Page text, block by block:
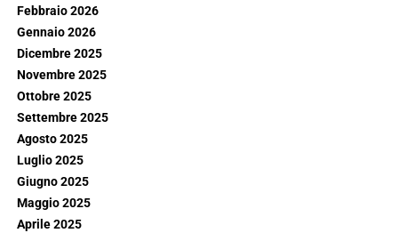
Febbraio 2026
Gennaio 2026
Dicembre 2025
Novembre 2025
Ottobre 2025
Settembre 2025
Agosto 2025
Luglio 2025
Giugno 2025
Maggio 2025
Aprile 2025